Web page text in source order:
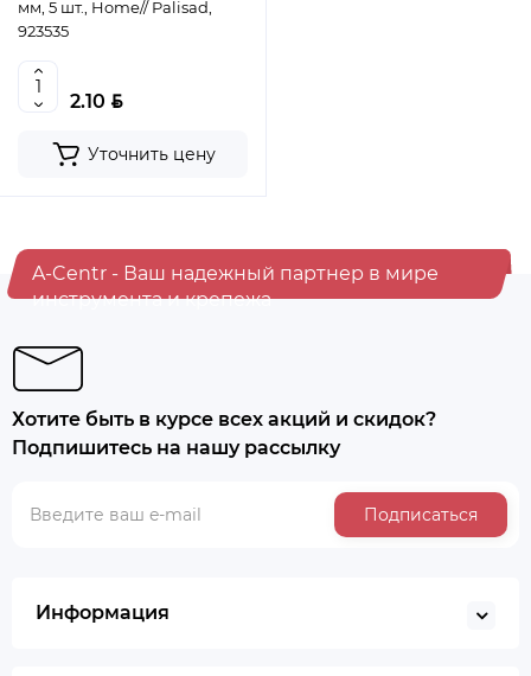
мм, 5 шт., Home// Palisad,
923535
2.10 BYN
Уточнить цену
A-Centr - Ваш надежный партнер в мире
инструмента и крепежа
Хотите быть в курсе всех акций и скидок?
Подпишитесь на нашу рассылку
Подписаться
Информация